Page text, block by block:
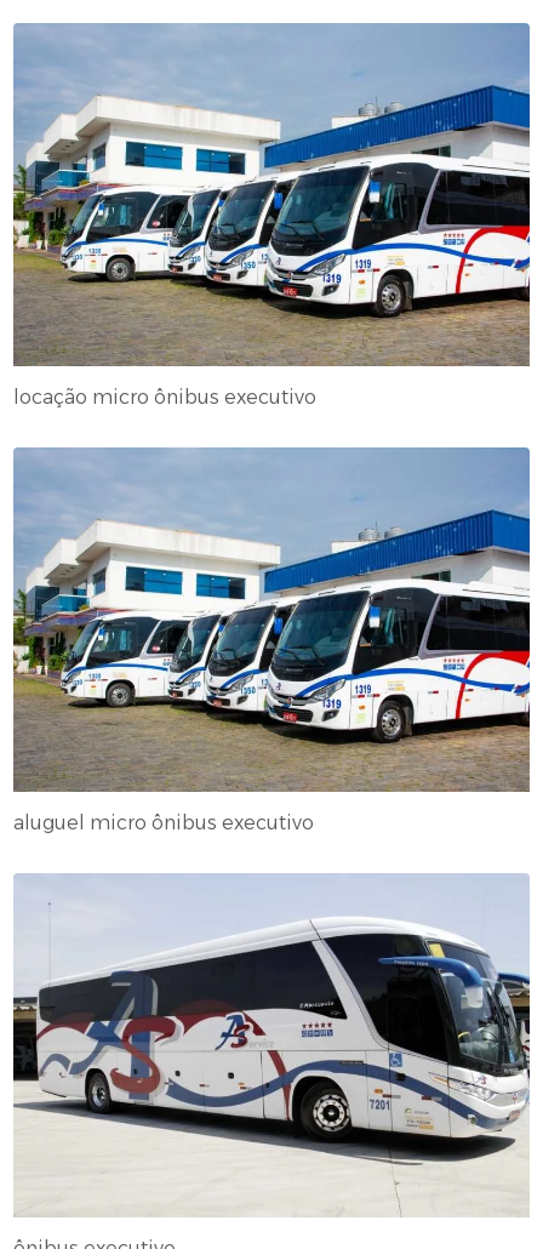
locação micro ônibus executivo
aluguel micro ônibus executivo